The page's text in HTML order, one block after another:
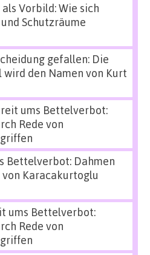
Vorbild: Wie sich
Schutzräume
gefallen: Die
wird den Namen von Kurt
ums Bettelverbot:
Rede von
Bettelverbot: Dahmen
Karacakurtoglu
ums Bettelverbot:
Rede von